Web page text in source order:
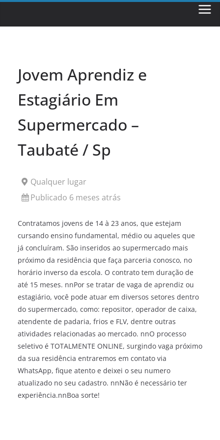
Jovem Aprendiz e
Estagiário Em
Supermercado –
Taubaté / Sp
Qualquer lugar
Publicado 6 meses atrás
Contratamos jovens de 14 à 23 anos, que estejam
cursando ensino fundamental, médio ou aqueles que
já concluíram. São inseridos ao supermercado mais
próximo da residência que faça parceria conosco, no
horário inverso da escola. O contrato tem duração de
até 15 meses. nnPor se tratar de vaga de aprendiz ou
estagiário, você pode atuar em diversos setores dentro
do supermercado, como: repositor, operador de caixa,
atendente de padaria, frios e FLV, dentre outras
atividades relacionadas ao mercado. nnO processo
seletivo é TOTALMENTE ONLINE, surgindo vaga próximo
da sua residência entraremos em contato via
WhatsApp, fique atento e deixei o seu numero
atualizado no seu cadastro. nnNão é necessário ter
experiência.nnBoa sorte!